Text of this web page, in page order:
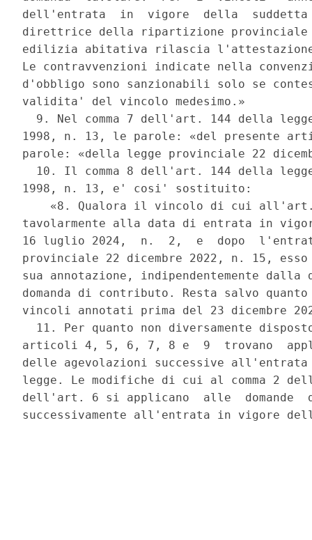
dell'entrata  in  vigore  della
direttrice della ripartizione provinciale
edilizia abitativa rilascia l'attestazione
Le contravvenzioni indicate nella
d'obbligo sono sanzionabili solo se
validita' del vincolo medesimo.»
9. Nel comma 7 dell'art. 144 della
1998, n. 13, le parole: «del presente
parole: «della legge provinciale 22
10. Il comma 8 dell'art. 144 della
1998, n. 13, e' cosi' sostituito:
«8. Qualora il vincolo di cui
tavolarmente alla data di entrata in
16 luglio 2024,  n.  2,  e  dopo
provinciale 22 dicembre 2022, n. 15,
sua annotazione, indipendentemente
domanda di contributo. Resta salvo
vincoli annotati prima del 23 dicembre
11. Per quanto non diversamente
articoli 4, 5, 6, 7, 8 e  9  trovano
delle agevolazioni successive
legge. Le modifiche di cui al comma 2
dell'art. 6 si applicano  alle  domande